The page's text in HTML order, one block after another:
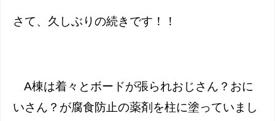
さて、久しぶりの続きです！！
A棟は着々とボードが張られおじさん？おに
いさん？が腐食防止の薬剤を柱に塗っていまし